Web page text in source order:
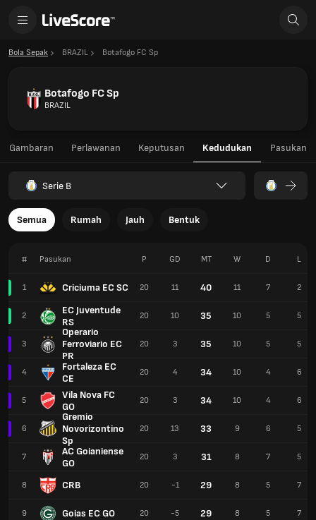
Bola Sepak BRAZIL Botafogo FC Sp
Botafogo FC Sp
BRAZIL
Gambaran Perlawanan Keputusan Kedudukan Pasukan
Serie B
Semua Rumah Jauh Bentuk
# Pasukan
1 Criciuma EC SC
2
EC Juventude
RS
3
Operario
Ferroviario EC
PR
4
Fortaleza EC
CE
5
Vila Nova FC
GO
6
Gremio
Novorizontino
Sp
7
AC Goianiense
GO
8 CRB
9 Goias EC GO
P GD MT W D L
20 11 40 11 7 2
20 10 35 10 5 5
20 3 35 10 5 5
20 4 34 10 4 6
20 3 34 10 4 6
20 13 33 9 6 5
20 3 31 8 7 5
20 -1 29 8 5 7
20 -5 29 8 5 7